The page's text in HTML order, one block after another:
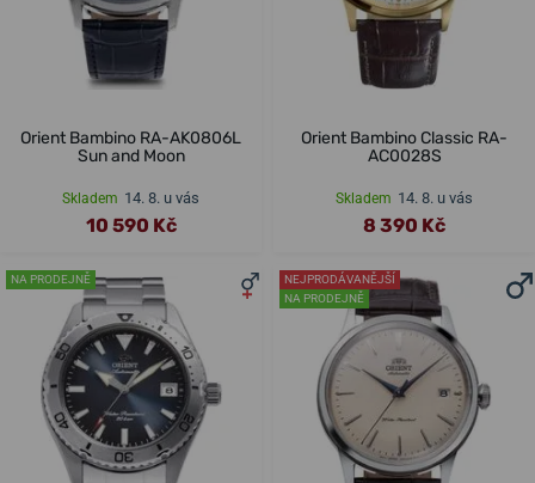
Orient Bambino RA-AK0806L
Sun and Moon
Skladem 14. 8. u vás
10 590 Kč
Orient Bambino Classic RA-
AC0028S
Skladem 14. 8. u vás
8 390 Kč
NA PRODEJNĚ
NEJPRODÁVANĚJŠÍ
NA PRODEJNĚ